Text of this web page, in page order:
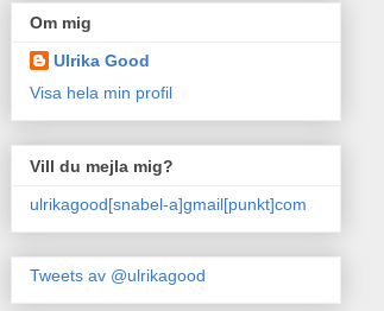
Om mig
Ulrika Good
Visa hela min profil
Vill du mejla mig?
ulrikagood[snabel-a]gmail[punkt]com
Tweets av @ulrikagood